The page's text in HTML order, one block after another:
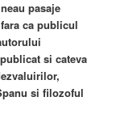
pasaje
ca publicul
si cateva
si filozoful